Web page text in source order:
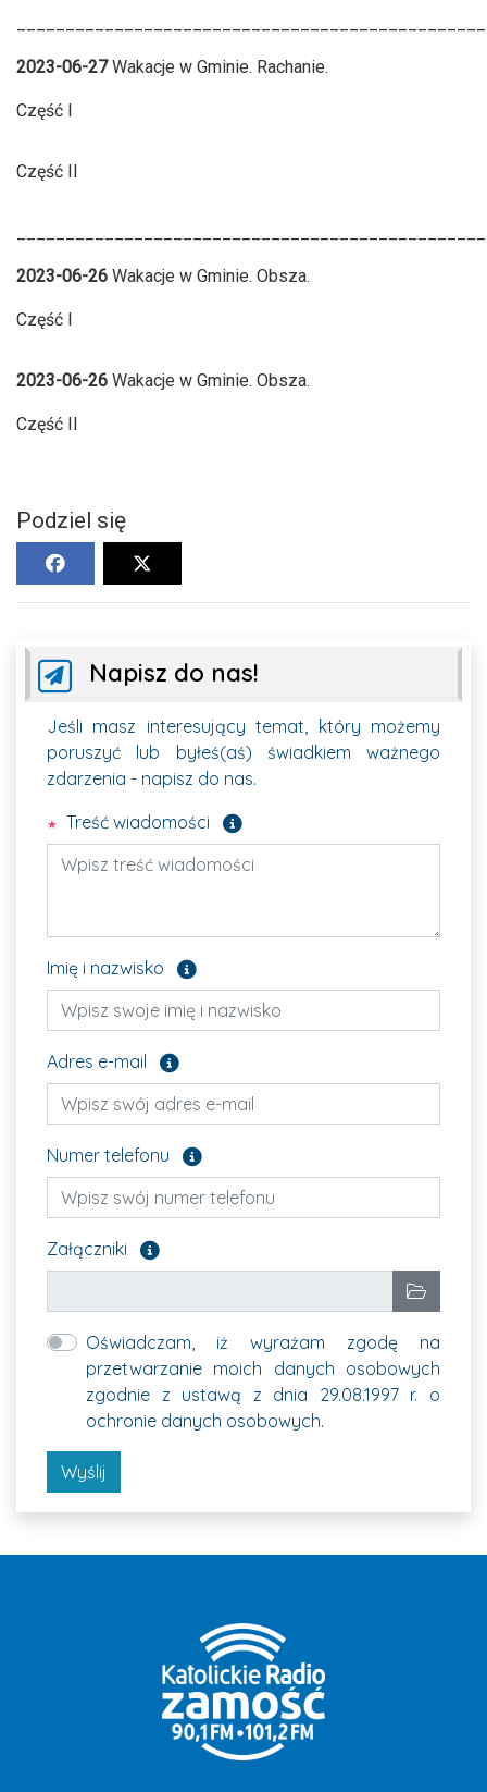
2023-06-27Wakacje w Gminie. Rachanie.
Część I
Część II
2023-06-26 Wakacje w Gminie. Obsza.
Część I
2023-06-26 Wakacje w Gminie. Obsza.
Część II
Podziel się
Napisz do nas!
Jeśli masz interesujący temat, który możemy
poruszyć lub byłeś(aś) świadkiem ważnego
zdarzenia - napisz do nas.
Treść wiadomości
Pole wymagane
Imię i nazwisko Pole opcjonalne
Adres e-mail Pole opcjonalne
Numer telefonu Pole opcjonalne
Załączniki Załącz pliki, które chcesz wysłać. Pole
Wybierz
Oświadczam, iż wyrażam zgodę na
przetwarzanie moich danych osobowych
zgodnie z ustawą z dnia 29.08.1997 r. o
ochronie danych osobowych.
Wyślij